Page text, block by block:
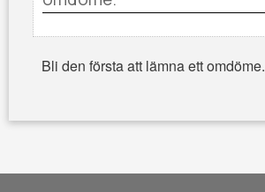
Bli den första att lämna ett omdöme.